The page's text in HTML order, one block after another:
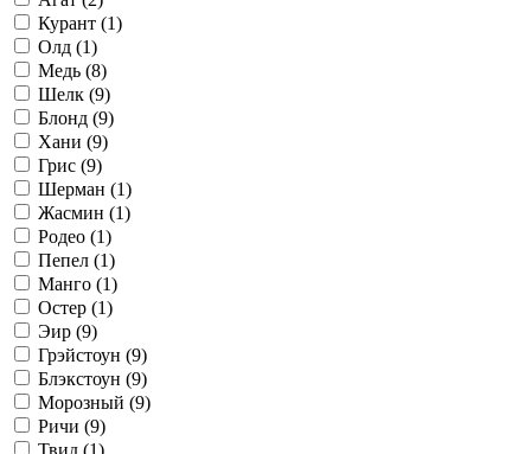
Курант (1)
Олд (1)
Медь (8)
Шелк (9)
Блонд (9)
Хани (9)
Грис (9)
Шерман (1)
Жасмин (1)
Родео (1)
Пепел (1)
Манго (1)
Остер (1)
Эир (9)
Грэйстоун (9)
Блэкстоун (9)
Морозный (9)
Ричи (9)
Твид (1)